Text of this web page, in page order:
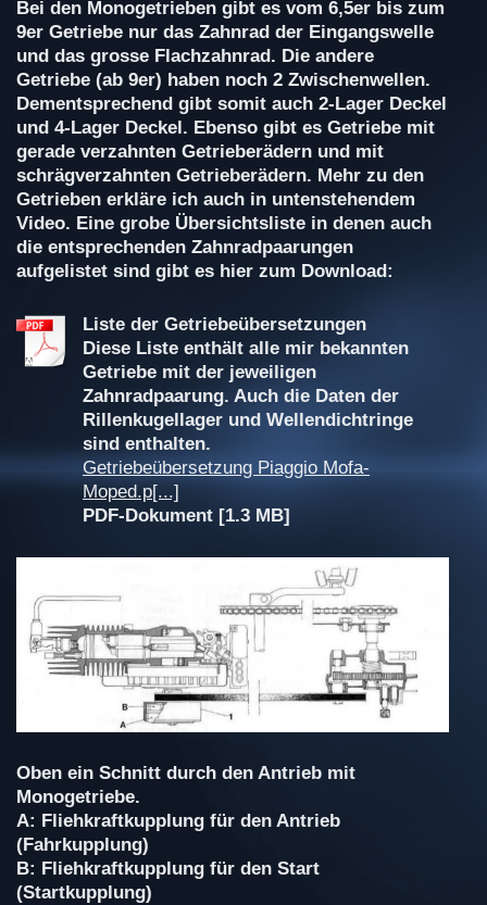
Bei den Monogetrieben gibt es vom 6,5er bis zum
9er Getriebe nur das Zahnrad der Eingangswelle
und das grosse Flachzahnrad. Die andere
Getriebe (ab 9er) haben noch 2 Zwischenwellen.
Dementsprechend gibt somit auch 2-Lager Deckel
und 4-Lager Deckel. Ebenso gibt es Getriebe mit
gerade verzahnten Getrieberädern und mit
schrägverzahnten Getrieberädern. Mehr zu den
Getrieben erkläre ich auch in untenstehendem
Video. Eine grobe Übersichtsliste in denen auch
die entsprechenden Zahnradpaarungen
aufgelistet sind gibt es hier zum Download:
Liste der Getriebeübersetzungen
Diese Liste enthält alle mir bekannten
Getriebe mit der jeweiligen
Zahnradpaarung. Auch die Daten der
Rillenkugellager und Wellendichtringe
sind enthalten.
Getriebeübersetzung Piaggio Mofa-
Moped.p[...]
PDF-Dokument [1.3 MB]
Oben ein Schnitt durch den Antrieb mit
Monogetriebe.
A: Fliehkraftkupplung für den Antrieb
(Fahrkupplung)
B: Fliehkraftkupplung für den Start
(Startkupplung)